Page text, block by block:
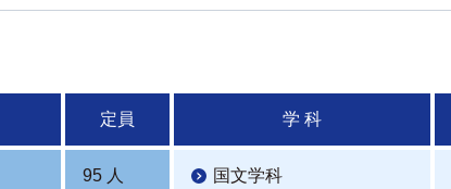
定員 学 科
95 人 国文学科